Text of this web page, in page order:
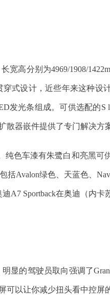
高分别为4969/1908/
式设计，近些年来这种设
发光条组成。可供选配的S
器嵌件提供了专门解决方
纯色车漆有朱鹭白和亮黑可
Avalon绿色、天蓝色、
A7 Sportback在奥迪（内卡
显的驾驶员取向强调了
可以让你减少扭头看中控屏